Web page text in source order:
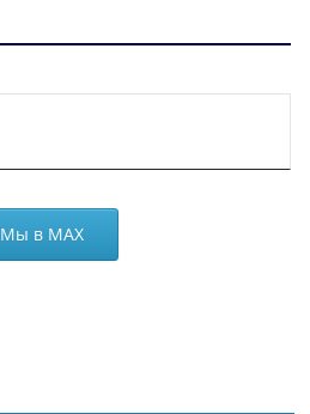
Мы в МАХ